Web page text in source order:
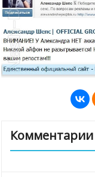
Комментарии